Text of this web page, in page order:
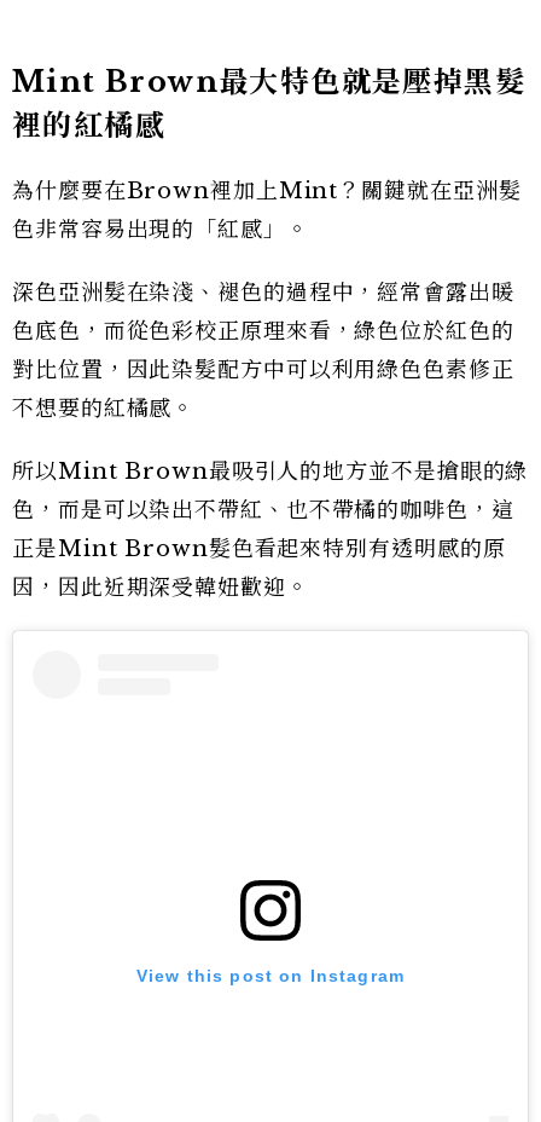
Mint Brown最大特色就是壓掉黑髮
裡的紅橘感
為什麼要在Brown裡加上Mint？關鍵就在亞洲髮
色非常容易出現的「紅感」。
深色亞洲髮在染淺、褪色的過程中，經常會露出暖
色底色，而從色彩校正原理來看，綠色位於紅色的
對比位置，因此染髮配方中可以利用綠色色素修正
不想要的紅橘感。
所以Mint Brown最吸引人的地方並不是搶眼的綠
色，而是可以染出不帶紅、也不帶橘的咖啡色，這
正是Mint Brown髮色看起來特別有透明感的原
因，因此近期深受韓妞歡迎。
View this post on Instagram